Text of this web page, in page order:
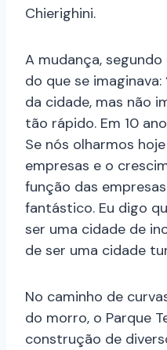
Chierighini.
A mudança,
do que se imaginava:
da cidade, mas não
tão rápido. Em 10
Se nós olharmos
empresas e o
função das
fantástico. Eu digo
ser uma cidade de
de ser uma cidade
No caminho de
do morro, o Parque
construção de